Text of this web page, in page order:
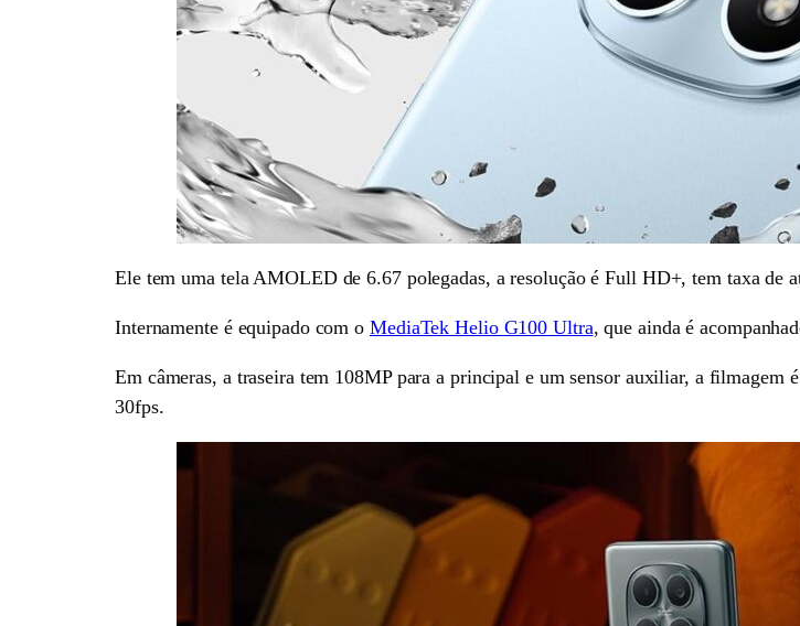
Ele tem uma tela AMOLED de 6.67 polegadas, a resolução é Full HD+, tem taxa de
Internamente é equipado com o MediaTek Helio G100 Ultra, que ainda é
Em câmeras, a traseira tem 108MP para a principal e um sensor auxiliar, a filmagem
30fps.